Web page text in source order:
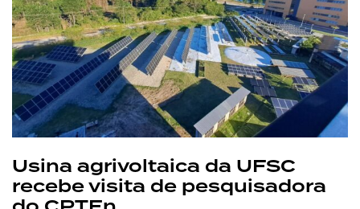
Usina agrivoltaica da UFSC
recebe visita de pesquisadora